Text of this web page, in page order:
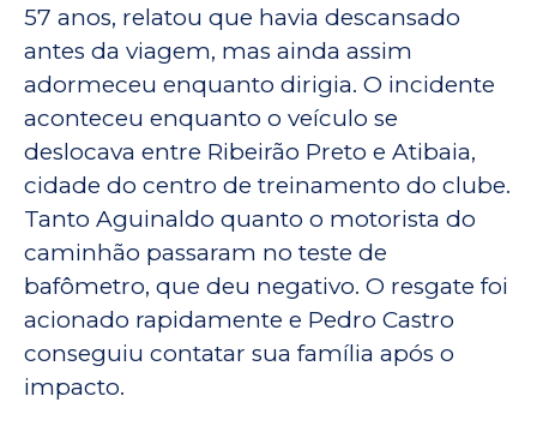
57 anos, relatou que havia descansado
antes da viagem, mas ainda assim
adormeceu enquanto dirigia. O incidente
aconteceu enquanto o veículo se
deslocava entre Ribeirão Preto e Atibaia,
cidade do centro de treinamento do clube.
Tanto Aguinaldo quanto o motorista do
caminhão passaram no teste de
bafômetro, que deu negativo. O resgate foi
acionado rapidamente e Pedro Castro
conseguiu contatar sua família após o
impacto.